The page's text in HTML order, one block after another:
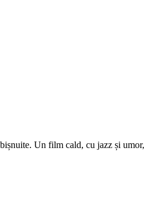
Un film cald, cu jazz și umor,